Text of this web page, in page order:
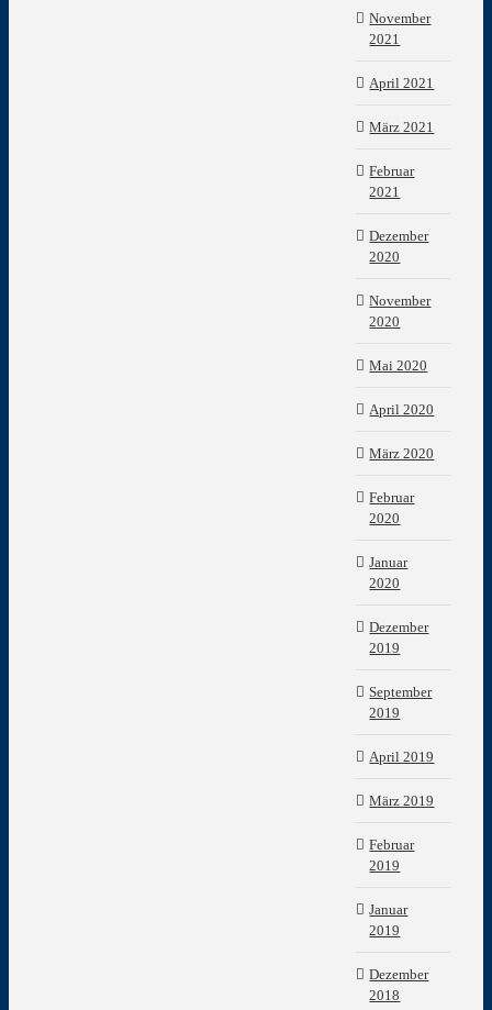
November
2021
April 2021
März 2021
Februar
2021
Dezember
2020
November
2020
Mai 2020
April 2020
März 2020
Februar
2020
Januar
2020
Dezember
2019
September
2019
April 2019
März 2019
Februar
2019
Januar
2019
Dezember
2018